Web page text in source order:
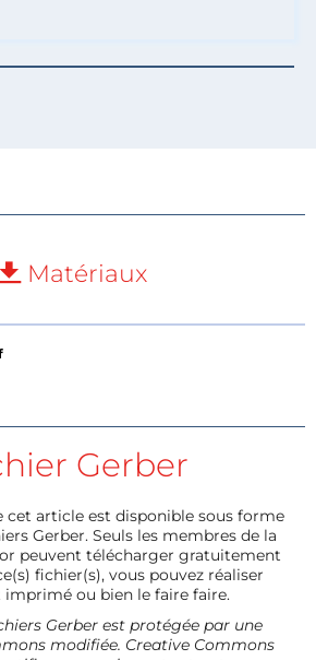
Matériaux
Gerber
article est disponible sous forme
Gerber. Seuls les membres de la
peuvent télécharger gratuitement
fichier(s), vous pouvez réaliser
ou bien le faire faire.
Gerber est protégée par une
modifiée. Creative Commons